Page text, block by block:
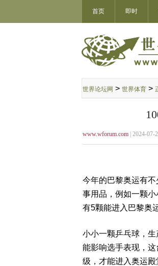
首页 即时
世界论坛网 > 世界体育 >
www.wforum.com | 2024-07-
今年的巴黎奥运有
事用品，例如一颗
有5颗能进入巴黎奥
小小一颗乒乓球，
能影响选手表现，
级，才能进入奥运殿